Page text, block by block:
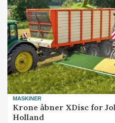
MASKINER
Krone åbner XDisc for
Holland